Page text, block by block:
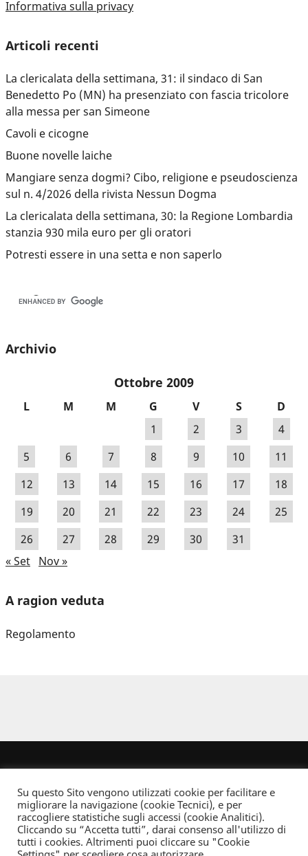
Informativa sulla privacy
Articoli recenti
La clericalata della settimana, 31: il sindaco di San
Benedetto Po (MN) ha presenziato con fascia tricolore
alla messa per san Simeone
Cavoli e cicogne
Buone novelle laiche
Mangiare senza dogmi? Cibo, religione e pseudoscienza
sul n. 4/2026 della rivista Nessun Dogma
La clericalata della settimana, 30: la Regione Lombardia
stanzia 930 mila euro per gli oratori
Potresti essere in una setta e non saperlo
Archivio
Ottobre 2009
L M M G V S
D
1
2 3
4
5
6 7 8 9 10
11
12
13 14 15 16 17
18
19
20 21 22 23 24
25
26
27 28 29 30
31
« Set Nov »
A ragion veduta
Regolamento
Dove non indicato altrimenti quest’opera è distribuita con Licenza
Creative Commons Attribuzione - Non commerciale - Non opere derivate 2.5 Italia
Su questo Sito vengono utilizzati cookie per facilitare e
migliorare la navigazione (cookie Tecnici), e per
raccogliere statistiche sugli accessi (cookie Analitici).
Cliccando su “Accetta tutti”, darai consenso all'utilizzo di
tutti i cookies. Altrimenti puoi cliccare su "Cookie